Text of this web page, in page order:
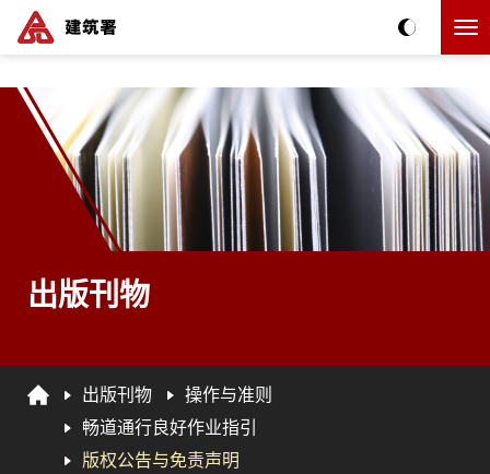
主要內容
出版刊物
出版刊物
操作与准则
畅道通行良好作业指引
版权公告与免责声明